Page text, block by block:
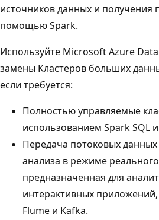
источников данных и получения
помощью Spark.
Используйте Microsoft Azure
замены Кластеров больших
если требуется:
Полностью управляемые
использованием Spark SQL
Передача потоковых
анализа в режиме
предназначенная для
интерактивных приложений,
Flume и Kafka.